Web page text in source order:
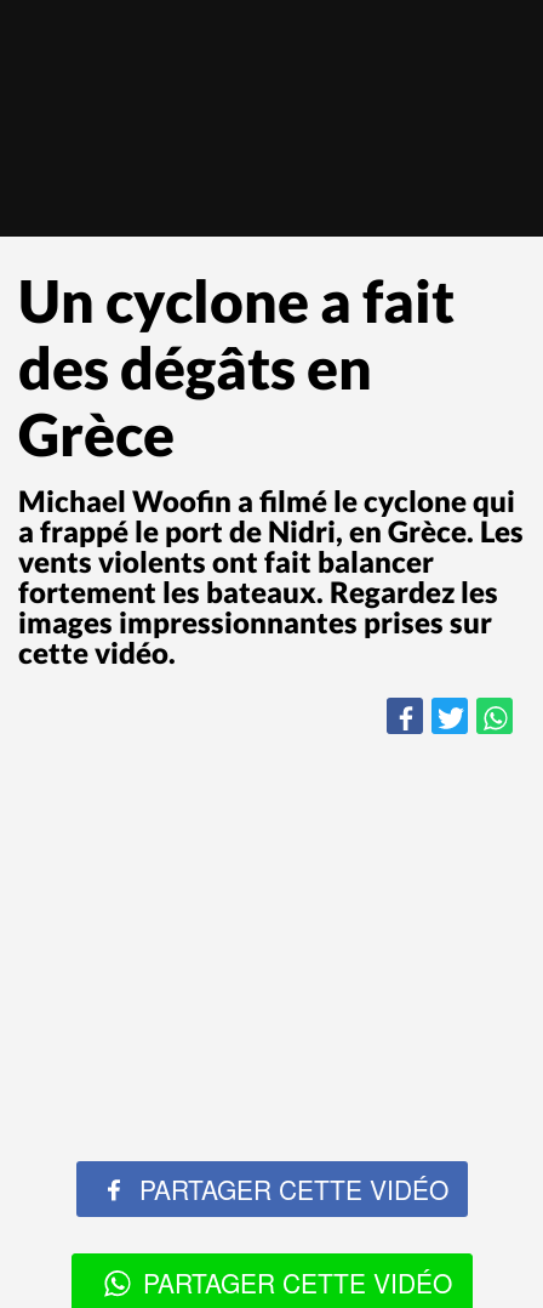
Un cyclone a fait
des dégâts en
Grèce
Michael Woofin a filmé le cyclone qui
a frappé le port de Nidri, en Grèce. Les
vents violents ont fait balancer
fortement les bateaux. Regardez les
images impressionnantes prises sur
cette vidéo.
PARTAGER CETTE VIDÉO
PARTAGER CETTE VIDÉO